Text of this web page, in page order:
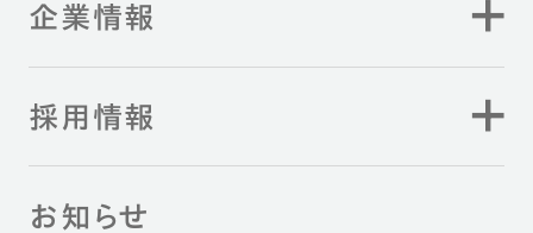
企業情報
採用情報
お知らせ